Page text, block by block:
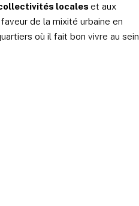
localeset aux
de la mixité urbaine en
où il fait bon vivre au sein